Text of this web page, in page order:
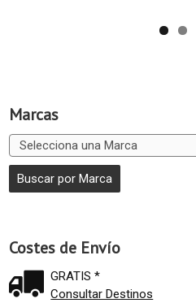
Marcas
Costes de Envío
GRATIS *
Consultar Destinos